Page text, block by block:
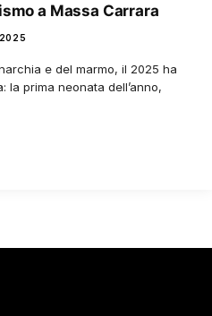
a Massa Carrara
e del marmo, il 2025 ha
la prima neonata dell’anno,